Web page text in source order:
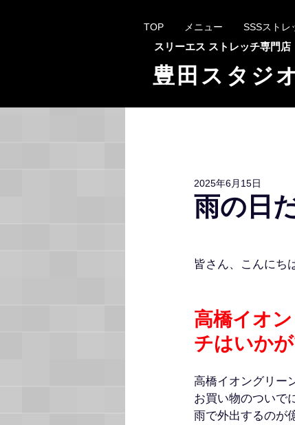
TOP メニュー SSSストレ
スリーエス ストレッチ専門店
豊田スタジ
雨の日
2025年6月15日
皆さん、こんにち
高橋イオ
チはいか
高橋イオングリー
お買い物のついで
雨で外出するのが